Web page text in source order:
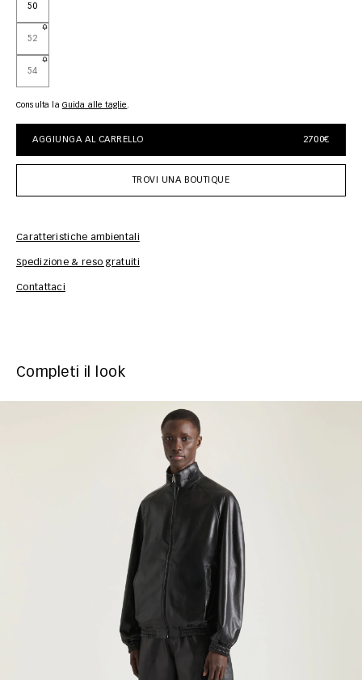
50
52
54
Consulta la guida alle taglie
AGGIUNGA AL CARRELLO 2700€
TROVI UNA BOUTIQUE
Caratteristiche ambientali
Spedizione & reso gratuiti
Contattaci
Completi il look